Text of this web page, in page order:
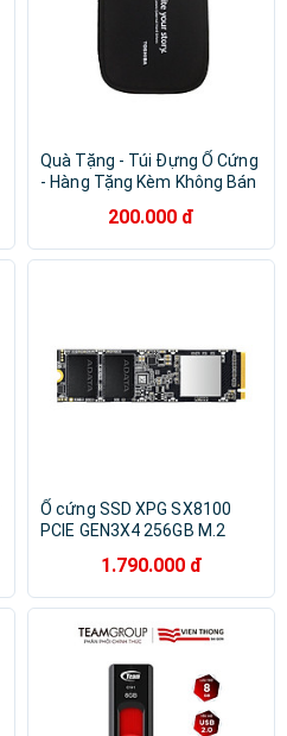
Quà Tặng - Túi Đựng Ổ Cứng
- Hàng Tặng Kèm Không Bán
Đựng Ổ Cứng200.000 đ
Ổ cứng SSD XPG SX8100
PCIE GEN3X4 256GB M.2
1.790.000 đ